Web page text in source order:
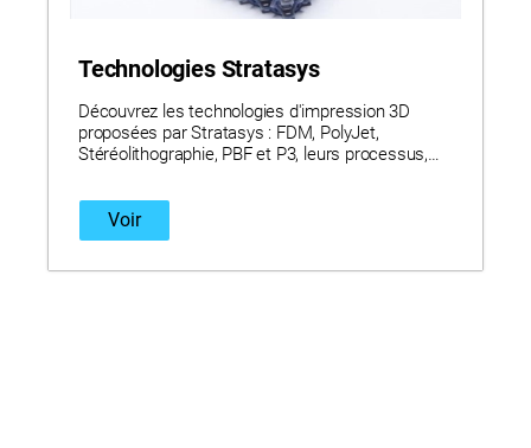
Technologies Stratasys
Découvrez les technologies d'impression 3D
proposées par Stratasys : FDM, PolyJet,
Stéréolithographie, PBF et P3, leurs processus,
uniques de chacune d'elles.
Voir